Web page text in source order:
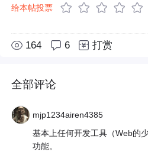
给本帖投票
164 6 打赏
全部评论
mjp1234airen4385
基本上任何开发工具（Web的
功能。